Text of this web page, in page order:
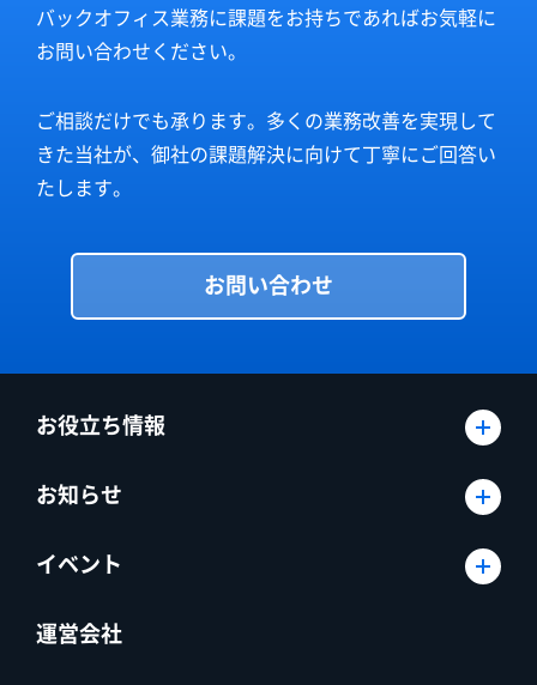
バックオフィス業務に課題をお持ちであればお気軽に
お問い合わせください。
ご相談だけでも承ります。多くの業務改善を実現して
きた当社が、御社の課題解決に向けて丁寧にご回答い
たします。
お問い合わせ
お役立ち情報
お知らせ
イベント
運営会社